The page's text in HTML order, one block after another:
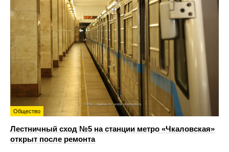
Общество
Лестничный сход №5 на станции метро «Чкаловская»
открыт после ремонта